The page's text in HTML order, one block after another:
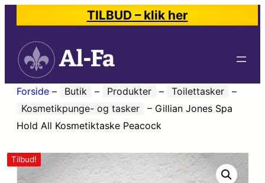
TILBUD – klik her
Forside – Butik – Produkter – Toilettasker
–
Kosmetikpunge- og tasker
– Gillian Jones Spa
Hold All Kosmetiktaske Peacock
Tilbud!